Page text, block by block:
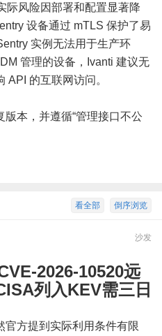
际风险因部署和配置显著降
设备通过 mTLS 保护了易
实例无法用于生产环
管理的设备，Ivanti 建议无
API 的互联网访问。
本，并遵循“管理接口不公
倒序浏览
看全部
沙发
2026-10520远
列入KEV需三日
官方提到实际利用条件有限